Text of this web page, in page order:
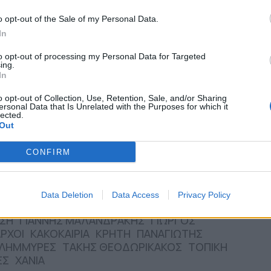
opt-out of the Sale of my Personal Data.
opt-out of processing my Personal Data for Targeted
opt-out of Collection, Use, Retention, Sale, and/or Sharing
Data that Is Unrelated with the Purposes for which it
CONFIRM
Data Deletion Data Access Privacy Policy
Εννέα συναυλίες, δεκάδες χιλιάδες θεατές, ένας
της Αττικής
με καθαρό πόσιμο νερό σε όλο τον Δήμο Χανίων
τους εκπαιδευτικούς της
ΓΙΑΝΝΗΣ ΜΑΛΑΝΔΡΑΚΗΣ ΓΙΩΡΓΟΣ
ΚΑΚΟΚΑΙΡΙΑ ΚΡΗΤΗ ΠΑΝΑΓΙΩΤΗΣ
ΤΑΚΗΣ ΘΕΟΔΩΡΙΚΑΚΟΣ ΤΟΠΙΚΗ
ΧΑΝΙΑ